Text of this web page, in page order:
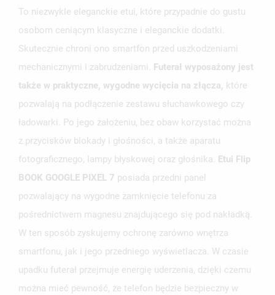
To niezwykle eleganckie etui, które przypadnie do gustu
osobom ceniącym klasyczne i eleganckie dodatki.
Skutecznie chroni ono smartfon przed uszkodzeniami
mechanicznymi i zabrudzeniami. Futerał wyposażony jest
także w praktyczne, wygodne wycięcia na złącza, które
pozwalają na podłączenie zestawu słuchawkowego czy
ładowarki. Po jego założeniu, bez obaw korzystać można
z przycisków blokady i głośności, a także aparatu
fotograficznego, lampy błyskowej oraz głośnika. Etui Flip
BOOK GOOGLE PIXEL 7 posiada przedni panel
pozwalający na wygodne zamknięcie telefonu za
pośrednictwem magnesu znajdującego się pod nakładką.
W ten sposób zyskujemy ochronę zarówno wnętrza
smartfonu, jak i jego przedniego wyświetlacza. W czasie
upadku futerał przejmuje energię uderzenia, dzięki czemu
można mieć pewność, że telefon będzie bezpieczny w